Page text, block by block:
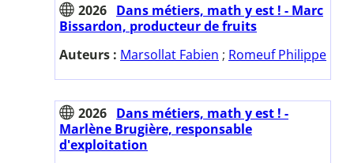
2026 Dans métiers, math y est ! - Marc
Bissardon, producteur de fruits
Auteurs : Marsollat Fabien ; Romeuf Philippe
2026 Dans métiers, math y est ! -
Marlène Brugière, responsable
d'exploitation